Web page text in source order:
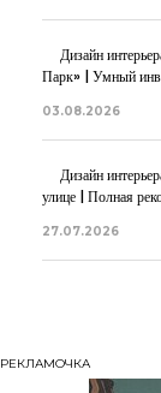
Дизайн
Парк» | Умный
03.08.2026
Дизайн
улице | Полная
27.07.2026
РЕКЛАМОЧКА